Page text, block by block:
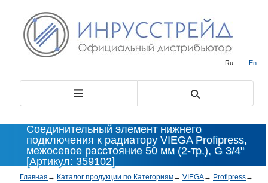
Ru | En
Соединительный элемент нижнего
подключения к радиатору VIEGA Profipress,
межосевое расстояние 50 мм (2-тр.), G 3/4"
[Артикул: 359102]
Главная → Каталог продукции по Категориям→ VIEGA→ Profipress→